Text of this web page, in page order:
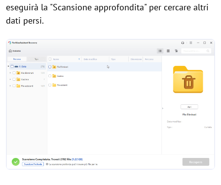
eseguirà la "Scansione approfondita" per cercare altri
dati persi.